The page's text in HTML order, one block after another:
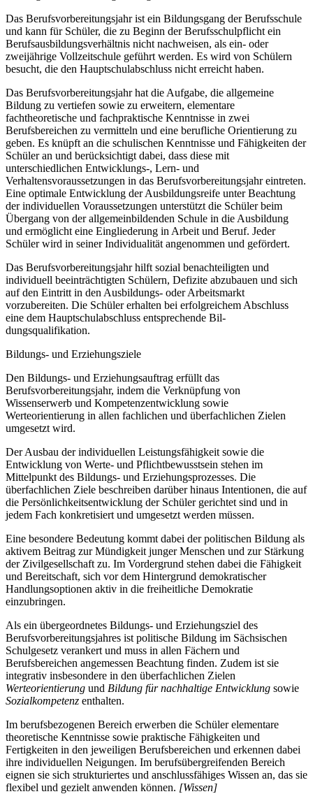
Das Berufsvorbereitungsjahr ist ein Bildungsgang der Berufsschule
und kann für Schüler, die zu Beginn der Berufsschulpflicht ein
Berufsausbildungsverhältnis nicht nachweisen, als ein- oder
zweijährige Vollzeitschule geführt werden. Es wird von Schülern
besucht, die den Hauptschulabschluss nicht erreicht haben.
Das Berufsvorbereitungsjahr hat die Aufgabe, die allgemeine
Bildung zu vertiefen sowie zu erweitern, elementare
fachtheoretische und fachpraktische Kenntnisse in zwei
Berufsbereichen zu vermitteln und eine berufliche Orientierung zu
geben. Es knüpft an die schulischen Kenntnisse und Fähigkeiten der
Schüler an und berücksichtigt dabei, dass diese mit
unterschiedlichen Entwicklungs-, Lern- und
Verhaltensvoraussetzungen in das Berufsvorbereitungsjahr eintreten.
Eine optimale Entwicklung der Ausbildungsreife unter Beachtung
der individuellen Voraussetzungen unterstützt die Schüler beim
Übergang von der allgemeinbildenden Schule in die Ausbildung
und ermöglicht eine Eingliederung in Arbeit und Beruf. Jeder
Schüler wird in seiner Individualität angenommen und gefördert.
Das Berufsvorbereitungsjahr hilft sozial benachteiligten und
individuell beeinträchtigten Schülern, Defizite abzubauen und sich
auf den Eintritt in den Ausbildungs- oder Arbeitsmarkt
vorzubereiten. Die Schüler erhalten bei erfolgreichem Abschluss
eine dem Hauptschulabschluss entsprechende Bil-
dungsqualifikation.
Bildungs- und Erziehungsziele
Den Bildungs- und Erziehungsauftrag erfüllt das
Berufsvorbereitungsjahr, indem die Verknüpfung von
Wissenserwerb und Kompetenzentwicklung sowie
Werteorientierung in allen fachlichen und überfachlichen Zielen
umgesetzt wird.
Der Ausbau der individuellen Leistungsfähigkeit sowie die
Entwicklung von Werte- und Pflichtbewusstsein stehen im
Mittelpunkt des Bildungs- und Erziehungsprozesses. Die
überfachlichen Ziele beschreiben darüber hinaus Intentionen, die auf
die Persönlichkeitsentwicklung der Schüler gerichtet sind und in
jedem Fach konkretisiert und umgesetzt werden müssen.
Eine besondere Bedeutung kommt dabei der politischen Bildung als
aktivem Beitrag zur Mündigkeit junger Menschen und zur Stärkung
der Zivilgesellschaft zu. Im Vordergrund stehen dabei die Fähigkeit
und Bereitschaft, sich vor dem Hintergrund demokratischer
Handlungsoptionen aktiv in die freiheitliche Demokratie
einzubringen.
Als ein übergeordnetes Bildungs- und Erziehungsziel des
Berufsvorbereitungsjahres ist politische Bildung im Sächsischen
Schulgesetz verankert und muss in allen Fächern und
Berufsbereichen angemessen Beachtung finden. Zudem ist sie
integrativ insbesondere in den überfachlichen Zielen
Werteorientierung und Bildung für nachhaltige Entwicklung sowie
Sozialkompetenz enthalten.
Im berufsbezogenen Bereich erwerben die Schüler elementare
theoretische Kenntnisse sowie praktische Fähigkeiten und
Fertigkeiten in den jeweiligen Berufsbereichen und erkennen dabei
ihre individuellen Neigungen. Im berufsübergreifenden Bereich
eignen sie sich strukturiertes und anschlussfähiges Wissen an, das sie
flexibel und gezielt anwenden können. [Wissen]